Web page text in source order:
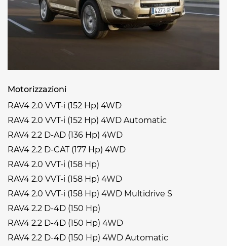
Motorizzazioni
RAV4 2.0 VVT-i (152 Hp) 4WD
RAV4 2.0 VVT-i (152 Hp) 4WD Automatic
RAV4 2.2 D-AD (136 Hp) 4WD
RAV4 2.2 D-CAT (177 Hp) 4WD
RAV4 2.0 VVT-i (158 Hp)
RAV4 2.0 VVT-i (158 Hp) 4WD
RAV4 2.0 VVT-i (158 Hp) 4WD Multidrive S
RAV4 2.2 D-4D (150 Hp)
RAV4 2.2 D-4D (150 Hp) 4WD
RAV4 2.2 D-4D (150 Hp) 4WD Automatic